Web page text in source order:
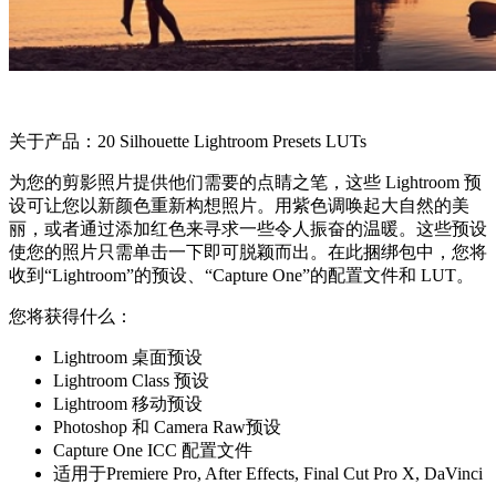
关于产品：20 Silhouette Lightroom Presets LUTs
为您的剪影照片提供他们需要的点睛之笔，这些 Lightroom 预
设可让您以新颜色重新构想照片。用紫色调唤起大自然的美
丽，或者通过添加红色来寻求一些令人振奋的温暖。这些预设
使您的照片只需单击一下即可脱颖而出。在此捆绑包中，您将
收到“Lightroom”的预设、“Capture One”的配置文件和 LUT。
您将获得什么：
Lightroom 桌面预设
Lightroom Class 预设
Lightroom 移动预设
Photoshop 和 Camera Raw预设
Capture One ICC 配置文件
适用于Premiere Pro, After Effects, Final Cut Pro X, DaVinci